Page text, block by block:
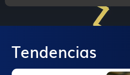
Tendencias